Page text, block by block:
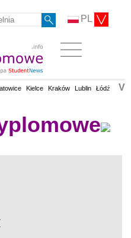
PL
Kielce Kraków Lublin Łódź V